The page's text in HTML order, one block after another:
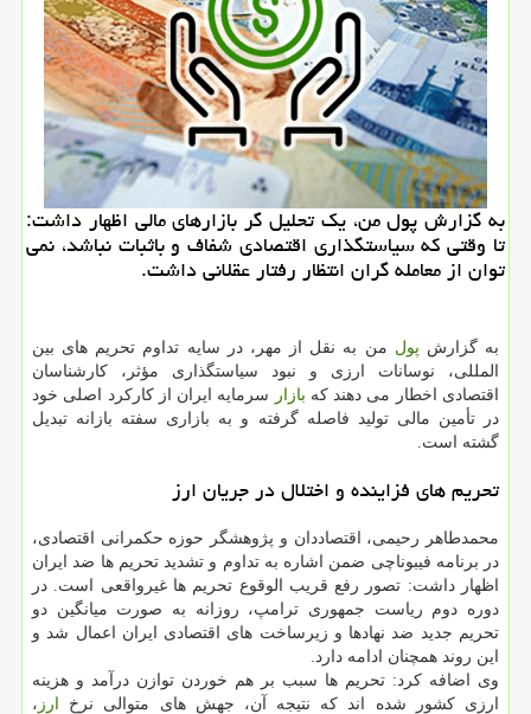
به گزارش پول من، یک تحلیل گر بازارهای مالی اظهار داشت:
تا وقتی که سیاستگذاری اقتصادی شفاف و باثبات نباشد، نمی
توان از معامله گران انتظار رفتار عقلانی داشت.
به گزارش پول من به نقل از مهر، در سایه تداوم تحریم های بین
المللی، نوسانات ارزی و نبود سیاستگذاری مؤثر، کارشناسان
اقتصادی اخطار می دهند که بازار
سرمایه ایران از کارکرد اصلی خود
در تأمین مالی تولید فاصله گرفته و به بازاری سفته بازانه تبدیل
گشته است.
تحریم های فزاینده و اختلال در جریان ارز
محمدطاهر رحیمی، اقتصاددان و پژوهشگر حوزه حکمرانی اقتصادی،
در برنامه فیبوناچی ضمن اشاره به تداوم و تشدید تحریم ها ضد ایران
اظهار داشت: تصور رفع قریب الوقوع تحریم ها غیرواقعی است. در
دوره دوم ریاست جمهوری ترامپ، روزانه به صورت میانگین دو
تحریم جدید ضد نهادها و زیرساخت های اقتصادی ایران اعمال شد و
این روند همچنان ادامه دارد.
وی اضافه کرد: تحریم ها سبب بر هم خوردن توازن درآمد و هزینه
ارزی کشور شده اند که نتیجه آن، جهش های متوالی نرخ ارز ،